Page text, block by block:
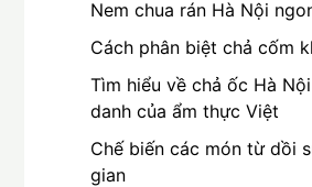
Nem chua rán Hà Nội
Cách phân biệt chả cốm
Tìm hiểu về chả ốc Hà
danh của ẩm thực Việt
Chế biến các món từ dồi
gian